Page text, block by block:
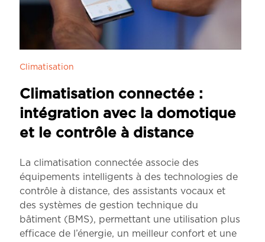
Climatisation
Climatisation connectée :
intégration avec la domotique
et le contrôle à distance
La climatisation connectée associe des
équipements intelligents à des technologies de
contrôle à distance, des assistants vocaux et
des systèmes de gestion technique du
bâtiment (BMS), permettant une utilisation plus
efficace de l’énergie, un meilleur confort et une